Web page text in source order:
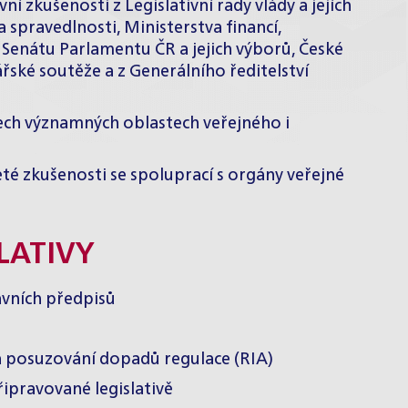
zkušenosti z Legislativní rady vlády a jejích
spravedlnosti, Ministerstva financí,
Parlamentu ČR a jejich výborů, České
soutěže a z Generálního ředitelství
významných oblastech veřejného i
zkušenosti se spoluprací s orgány veřejné
předpisů
dopadů regulace (RIA)
legislativě